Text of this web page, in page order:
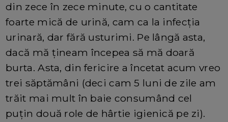
din zece în zece minute, cu o cantitate
foarte mică de urină, cam ca la infecția
urinară, dar fără usturimi. Pe lângă asta,
dacă mă țineam începea să mă doară
burta. Asta, din fericire a încetat acum vreo
trei săptămâni (deci cam 5 luni de zile am
trăit mai mult în baie consumând cel
puțin două role de hârtie igienică pe zi).